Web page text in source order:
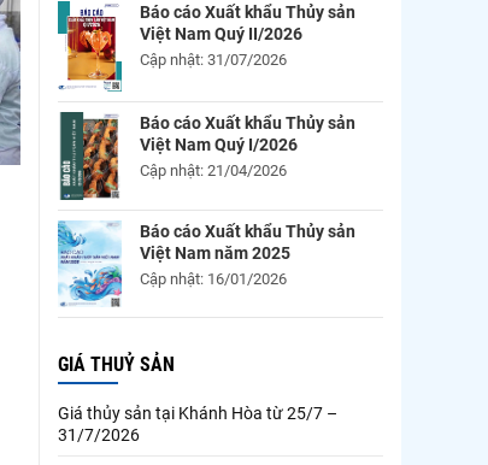
Báo cáo Xuất khẩu Thủy sản
Việt Nam Quý II/2026
Cập nhật: 31/07/2026
Báo cáo Xuất khẩu Thủy sản
Việt Nam Quý I/2026
Cập nhật: 21/04/2026
Báo cáo Xuất khẩu Thủy sản
Việt Nam năm 2025
Cập nhật: 16/01/2026
GIÁ THUỶ SẢN
Giá thủy sản tại Khánh Hòa từ 25/7 –
31/7/2026